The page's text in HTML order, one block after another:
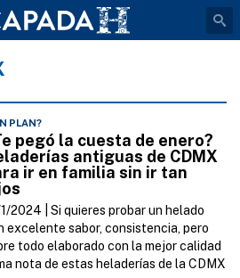
PLAN?
pegó la cuesta de enero?
antiguas de CDMX
ir en familia sin ir tan
2024 |Si quieres probar un helado
excelente sabor, consistencia, pero
todo elaborado con la mejor calidad
nota de estas heladerías de la CDMX